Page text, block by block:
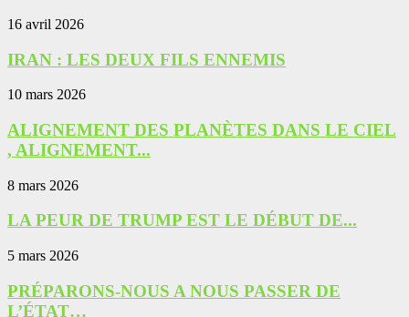
16 avril 2026
IRAN : LES DEUX FILS ENNEMIS
10 mars 2026
ALIGNEMENT DES PLANÈTES DANS LE CIEL
, ALIGNEMENT...
8 mars 2026
LA PEUR DE TRUMP EST LE DÉBUT DE...
5 mars 2026
PRÉPARONS-NOUS A NOUS PASSER DE
L’ÉTAT…